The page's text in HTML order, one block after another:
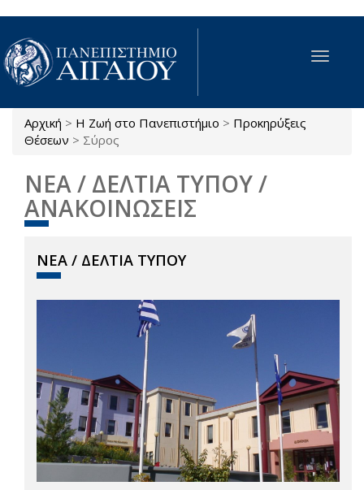
Παράκαμψη προς το κυρίως περιεχόμενο
Toggle
Είστε εδώ
Αρχική > Η Ζωή στο Πανεπιστήμιο > Προκηρύξεις
Θέσεων > Σύρος
ΝΕΑ / ΔΕΛΤΙΑ ΤΥΠΟΥ /
ΑΝΑΚΟΙΝΩΣΕΙΣ
ΝΕΑ / ΔΕΛΤΙΑ ΤΥΠΟΥ